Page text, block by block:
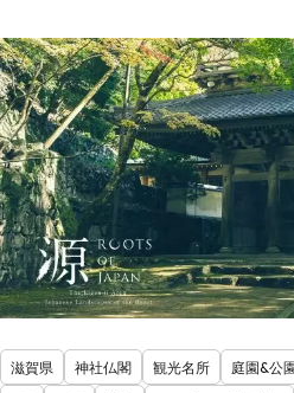
滋賀県 神社仏閣 観光名所 庭園&公